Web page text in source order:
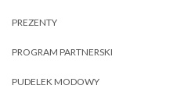
PREZENTY
PROGRAM PARTNERSKI
PUDELEK MODOWY